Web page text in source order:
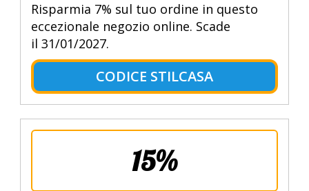
Risparmia 7% sul tuo ordine in questo
eccezionale negozio online. Scade
il 31/01/2027.
CODICE STILCASA
15%